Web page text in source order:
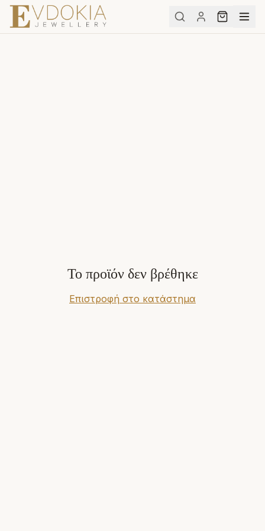
Το προϊόν δεν βρέθηκε
Επιστροφή στο κατάστημα